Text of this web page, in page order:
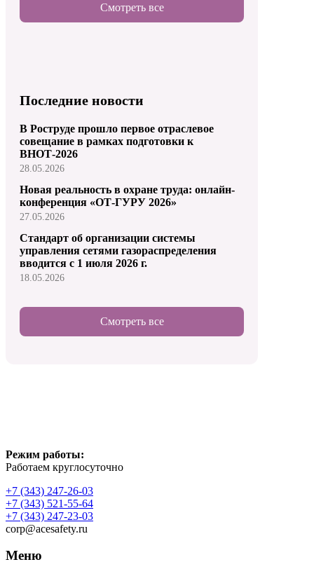
Смотреть все
Последние новости
В Роструде прошло первое отраслевое
совещание в рамках подготовки к
ВНОТ-2026
28.05.2026
Новая реальность в охране труда: онлайн-
конференция «ОТ-ГУРУ 2026»
27.05.2026
Стандарт об организации системы
управления сетями газораспределения
вводится с 1 июля 2026 г.
18.05.2026
Смотреть все
Режим работы:
Работаем круглосуточно
+7 (343) 247-26-03
+7 (343) 521-55-64
+7 (343) 247-23-03
corp@acesafety.ru
Меню